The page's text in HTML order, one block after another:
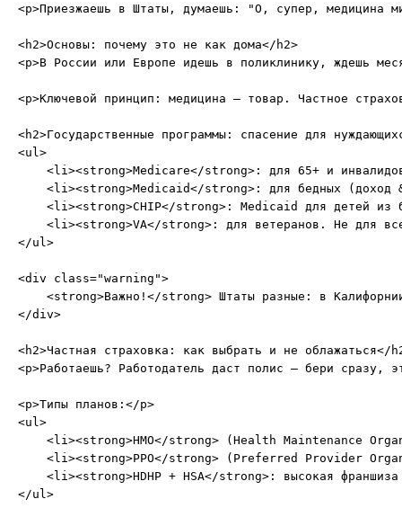
<p>Приезжаешь в Штаты, думаешь: "О, супер, медицина
<h2>Основы: почему это не как дома</h2>
<p>В России или Европе идешь в поликлинику, ждешь
<p>Ключевой принцип: медицина – товар. Частное
<h2>Государственные программы: спасение для
<ul>
<li><strong>Medicare</strong>: для 65+ и
<li><strong>Medicaid</strong>: для бедных
<li><strong>CHIP</strong>: Medicaid для детей
<li><strong>VA</strong>: для ветеранов. Не для
</ul>
<div class="warning">
<strong>Важно!</strong> Штаты разные: в
</div>
<h2>Частная страховка: как выбрать и не облажаться</
<p>Работаешь? Работодатель даст полис – бери
<p>Типы планов:</p>
<ul>
<li><strong>HMO</strong> (Health Maintenance
<li><strong>PPO</strong> (Preferred Provider
<li><strong>HDHP + HSA</strong>: высокая
</ul>